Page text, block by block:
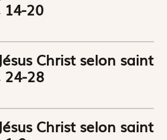
20
Christ selon saint
28
Christ selon saint